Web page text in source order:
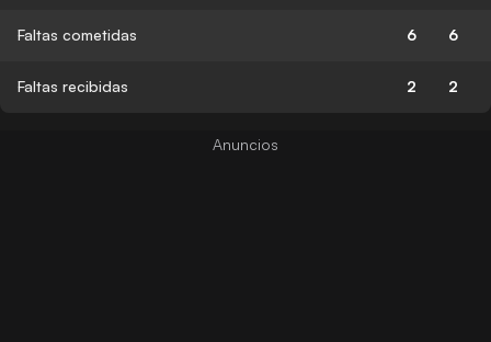
Faltas cometidas 6 6
Faltas recibidas 2 2